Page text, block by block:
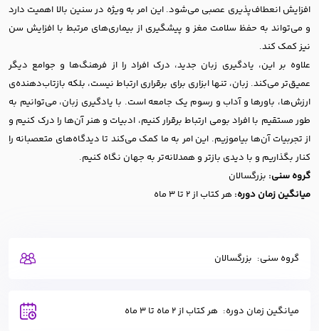
افزایش انعطاف‌پذیری عصبی می‌شود. این امر به ویژه در سنین بالا اهمیت دارد
و می‌تواند به حفظ سلامت مغز و پیشگیری از بیماری‌های مرتبط با افزایش سن
نیز کمک کند.
علاوه بر این، یادگیری زبان جدید، درک افراد را از فرهنگ‌ها و جوامع دیگر
عمیق‌تر می‌کند. زبان، تنها ابزاری برای برقراری ارتباط نیست، بلکه بازتاب‌دهنده‌ی
ارزش‌ها، باورها و آداب و رسوم یک جامعه است. با یادگیری زبان، می‌توانیم به
طور مستقیم با افراد بومی ارتباط برقرار کنیم، ادبیات و هنر آن‌ها را درک کنیم و
از تجربیات آن‌ها بیاموزیم. این امر به ما کمک می‌کند تا دیدگاه‌های متعصبانه را
کنار بگذاریم و با دیدی بازتر و همدلانه‌تر به جهان نگاه کنیم.
گروه سنی: بزرگسالان
میانگین زمان دوره: هر کتاب از 2 تا 3 ماه
گروه سنی: بزرگسالان
میانگین زمان دوره: هر کتاب از 2 ماه تا 3 ماه